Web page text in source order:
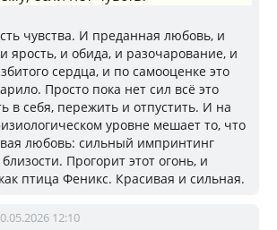
чувства. И преданная любовь, и
ярость, и обида, и разочарование, и
сердца, и по самооценке это
Просто пока нет сил всё это
в себя, пережить и отпустить. И на
уровне мешает то, что
любовь: сильный импринтинг
Прогорит этот огонь, и
птица Феникс. Красивая и сильная.
12:10